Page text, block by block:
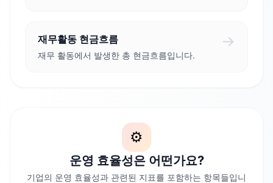
재무활동 현금흐름
재무 활동에서 발생한 총 현금흐름입니다.
→
⚙️
운영 효율성은 어떤가요?
기업의 운영 효율성과 관련된 지표를 포함하는 항목들입니